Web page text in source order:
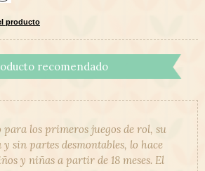
producto
recomendado
para los primeros juegos de rol, su
sin partes desmontables, lo hace
y niñas a partir de 18 meses. El